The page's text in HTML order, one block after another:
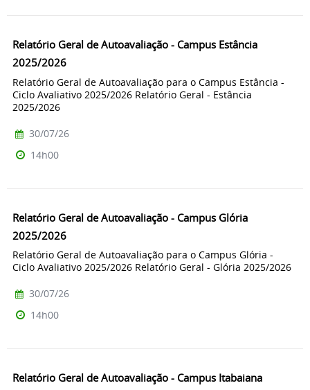
Relatório Geral de Autoavaliação - Campus Estância
2025/2026
Relatório Geral de Autoavaliação para o Campus Estância -
Ciclo Avaliativo 2025/2026 Relatório Geral - Estância
2025/2026
30/07/26
14h00
Relatório Geral de Autoavaliação - Campus Glória
2025/2026
Relatório Geral de Autoavaliação para o Campus Glória -
Ciclo Avaliativo 2025/2026 Relatório Geral - Glória 2025/2026
30/07/26
14h00
Relatório Geral de Autoavaliação - Campus Itabaiana